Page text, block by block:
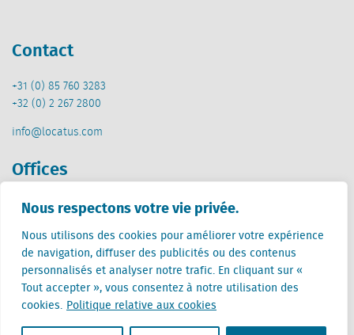
Nous respectons votre vie privée.
Nous utilisons des cookies pour améliorer votre expérience
de navigation, diffuser des publicités ou des contenus
personnalisés et analyser notre trafic. En cliquant sur «
Tout accepter », vous consentez à notre utilisation des
cookies. Politique relative aux cookies
Contact
+31 (0) 85 760 3283
+32 (0) 2 267 2800
info@locatus.com
Offices
Pays-Bas (siège)
Stationsplein 32
3511 ED Utrecht
Belgique
Rue Cantersteen 47
1000 Bruxelles